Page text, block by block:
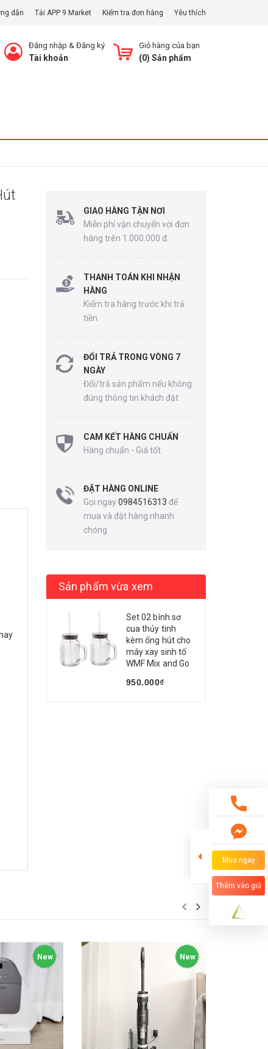
dẫn Tải APP 9 Market Kiểm tra đơn hàng Yêu thích
Giỏ hàng của bạn
(0) Sản phẩm
Đăng nhập & Đăng ký
Tài khoản
GIAO HÀNG TẬN NƠI
Miễn phí vận chuyển với đơn
hàng trên 1.000.000 đ.
THANH TOÁN KHI NHẬN
HÀNG
Kiểm tra hàng trước khi trả
tiền.
ĐỔI TRẢ TRONG VÒNG 7
NGÀY
Đổi/trả sản phẩm nếu không
đúng thông tin khách đặt
CAM KẾT HÀNG CHUẨN
Hàng chuẩn - Giá tốt
ĐẶT HÀNG ONLINE
Gọi ngay0984516313 để
mua và đặt hàng nhanh
chóng
Sản phẩm vừa xem
Set 02 bình sơ
cua thủy tinh
kèm ống hút cho
máy xay sinh tố
WMF Mix and Go
950.000₫
New New
Mua ngay
Thêm vào giỏ